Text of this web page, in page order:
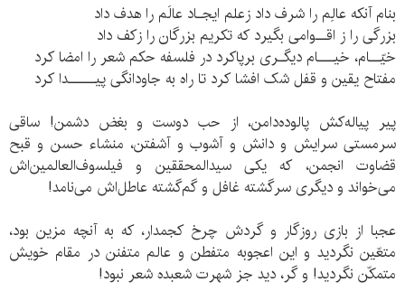
بنام آنکه عالِم را شرف داد زعلم ایجـاد عالَم را هدف داد
بزرگی را ز اقــوامی بگیرد که تکریم بزرگان را زکف داد
خیّــام، خیـــام دیگـری برپاکرد در فلسفه حکم شعر را امضا کرد
مفتاح یقین و قفل شک افشا کرد تا راه به جاودانگی پیـــــدا کرد
پیر پیاله‌کش پالوده‌دامن، از حب دوست و بغض دشمن! ساقی
سرمستی سرایش و دانش و آشوب و آشفتن، منشاء حسن و قبح
قضاوت انجمن، که یکی سیدالمحققین و فیلسوف‌العالمین‌اش
می‌خواند و دیگری سرگشته غافل و گم‌گشته عاطل‌اش می‌نامد!
عجبا از بازی روزگار و گردش چرخ کجمدار، که به آنچه مزین بود،
متعّین نگردید و این اعجوبه متفطن و عالم متفنن در مقام خویش
متمکّن نگردید! و گر، دید جز شهرت شعبده شعر نبود!